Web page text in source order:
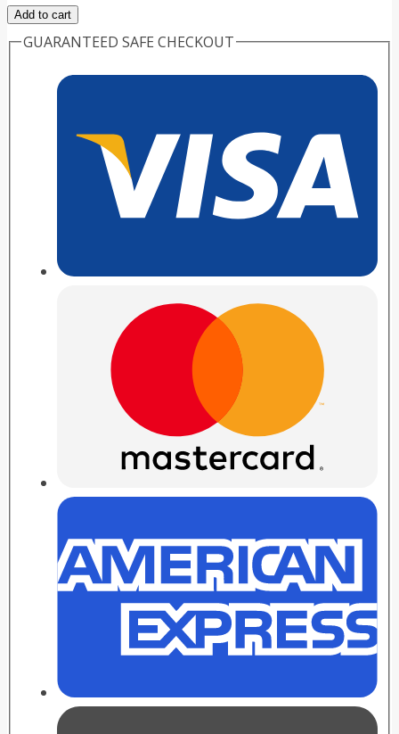
Овариовит
раствор
Add to cart
GUARANTEED SAFE CHECKOUT